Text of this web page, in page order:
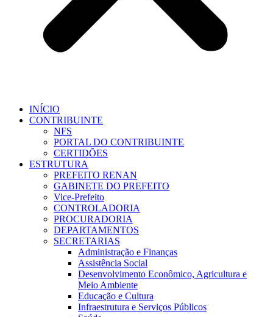
INÍCIO
CONTRIBUINTE
NFS
PORTAL DO CONTRIBUINTE
CERTIDÕES
ESTRUTURA
PREFEITO RENAN
GABINETE DO PREFEITO
Vice-Prefeito
CONTROLADORIA
PROCURADORIA
DEPARTAMENTOS
SECRETARIAS
Administração e Finanças
Assistência Social
Desenvolvimento Econômico, Agricultura e
Meio Ambiente
Educação e Cultura
Infraestrutura e Serviços Públicos